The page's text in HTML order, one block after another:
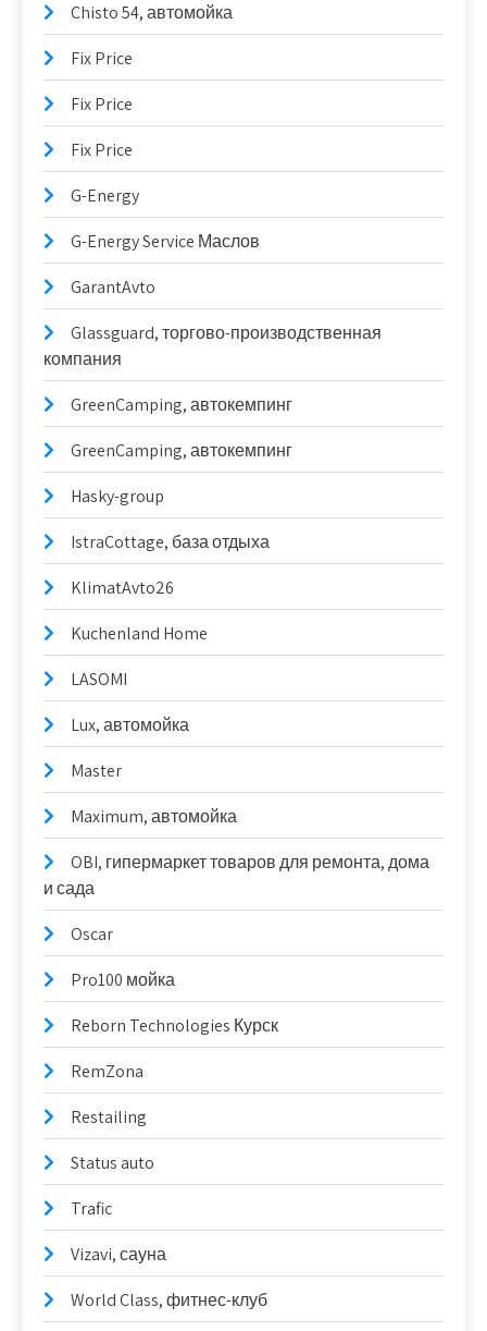
Chisto 54, автомойка
Fix Price
Fix Price
Fix Price
G-Energy
G-Energy Service Маслов
GarantAvto
Glassguard, торгово-производственная
компания
GreenCamping, автокемпинг
GreenCamping, автокемпинг
Hasky-group
IstraCottage, база отдыха
KlimatAvto26
Kuchenland Home
LASOMI
Lux, автомойка
Master
Maximum, автомойка
OBI, гипермаркет товаров для ремонта, дома
и сада
Oscar
Pro100 мойка
Reborn Technologies Курск
RemZona
Restailing
Status auto
Trafic
Vizavi, сауна
World Class, фитнес-клуб